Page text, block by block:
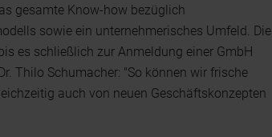
gesamte Know-how bezüglich
sowie ein unternehmerisches Umfeld. Die
es schließlich zur Anmeldung einer GmbH
Thilo Schumacher: "So können wir frische
auch von neuen Geschäftskonzepten